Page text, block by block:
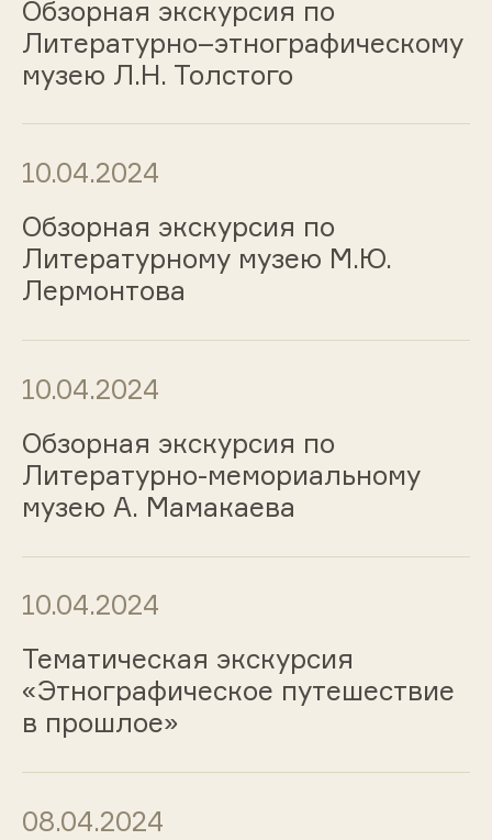
Обзорная экскурсия по
Литературно–этнографическому
музею Л.Н. Толстого
10.04.2024
Обзорная экскурсия по
Литературному музею М.Ю.
Лермонтова
10.04.2024
Обзорная экскурсия по
Литературно-мемориальному
музею А. Мамакаева
10.04.2024
Тематическая экскурсия
«Этнографическое путешествие
в прошлое»
08.04.2024